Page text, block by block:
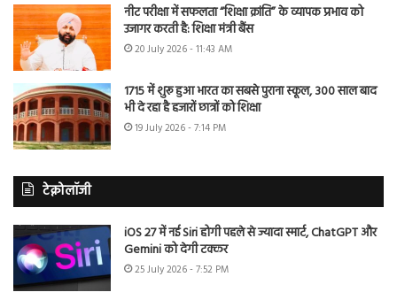
नीट परीक्षा में सफलता “शिक्षा क्रांति” के व्यापक प्रभाव को
उजागर करती है: शिक्षा मंत्री बैंस
20 July 2026 - 11:43 AM
1715 में शुरू हुआ भारत का सबसे पुराना स्कूल, 300 साल बाद
भी दे रहा है हजारों छात्रों को शिक्षा
19 July 2026 - 7:14 PM
टेक्नोलॉजी
iOS 27 में नई Siri होगी पहले से ज्यादा स्मार्ट, ChatGPT और
Gemini को देगी टक्कर
25 July 2026 - 7:52 PM